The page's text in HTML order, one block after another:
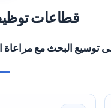
قطاعات
البحث مع مراعاة